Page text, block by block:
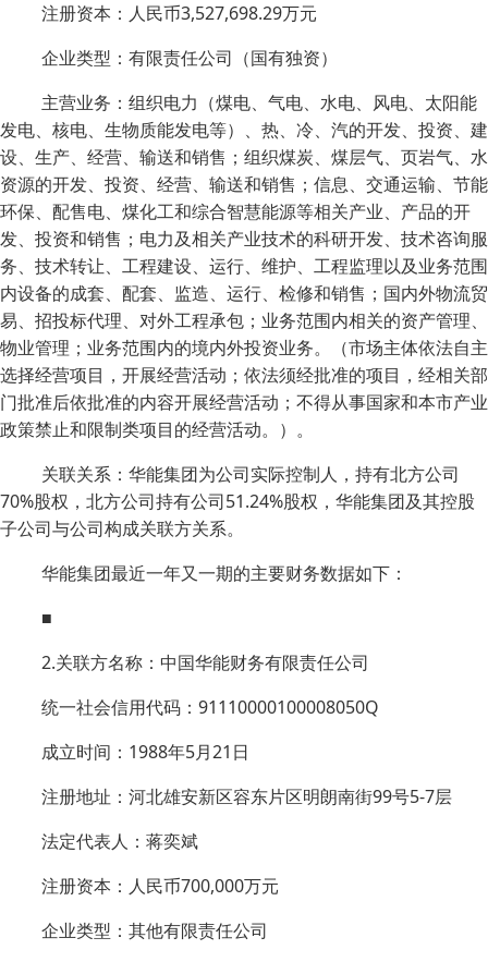
注册资本：人民币3,527,698.29万元
企业类型：有限责任公司（国有独资）
主营业务：组织电力（煤电、气电、水电、风电、太阳能
发电、核电、生物质能发电等）、热、冷、汽的开发、投资、建
设、生产、经营、输送和销售；组织煤炭、煤层气、页岩气、水
资源的开发、投资、经营、输送和销售；信息、交通运输、节能
环保、配售电、煤化工和综合智慧能源等相关产业、产品的开
发、投资和销售；电力及相关产业技术的科研开发、技术咨询服
务、技术转让、工程建设、运行、维护、工程监理以及业务范围
内设备的成套、配套、监造、运行、检修和销售；国内外物流贸
易、招投标代理、对外工程承包；业务范围内相关的资产管理、
物业管理；业务范围内的境内外投资业务。（市场主体依法自主
选择经营项目，开展经营活动；依法须经批准的项目，经相关部
门批准后依批准的内容开展经营活动；不得从事国家和本市产业
政策禁止和限制类项目的经营活动。）。
关联关系：华能集团为公司实际控制人，持有北方公司
70%股权，北方公司持有公司51.24%股权，华能集团及其控股
子公司与公司构成关联方关系。
华能集团最近一年又一期的主要财务数据如下：
■
2.关联方名称：中国华能财务有限责任公司
统一社会信用代码：91110000100008050Q
成立时间：1988年5月21日
注册地址：河北雄安新区容东片区明朗南街99号5-7层
法定代表人：蒋奕斌
注册资本：人民币700,000万元
企业类型：其他有限责任公司